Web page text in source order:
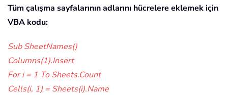
Tüm çalışma sayfalarının adlarını hücrelere eklemek için
VBA kodu:
Sub SheetNames()
Columns(1).Insert
For i = 1 To Sheets.Count
Cells(i, 1) = Sheets(i).Name